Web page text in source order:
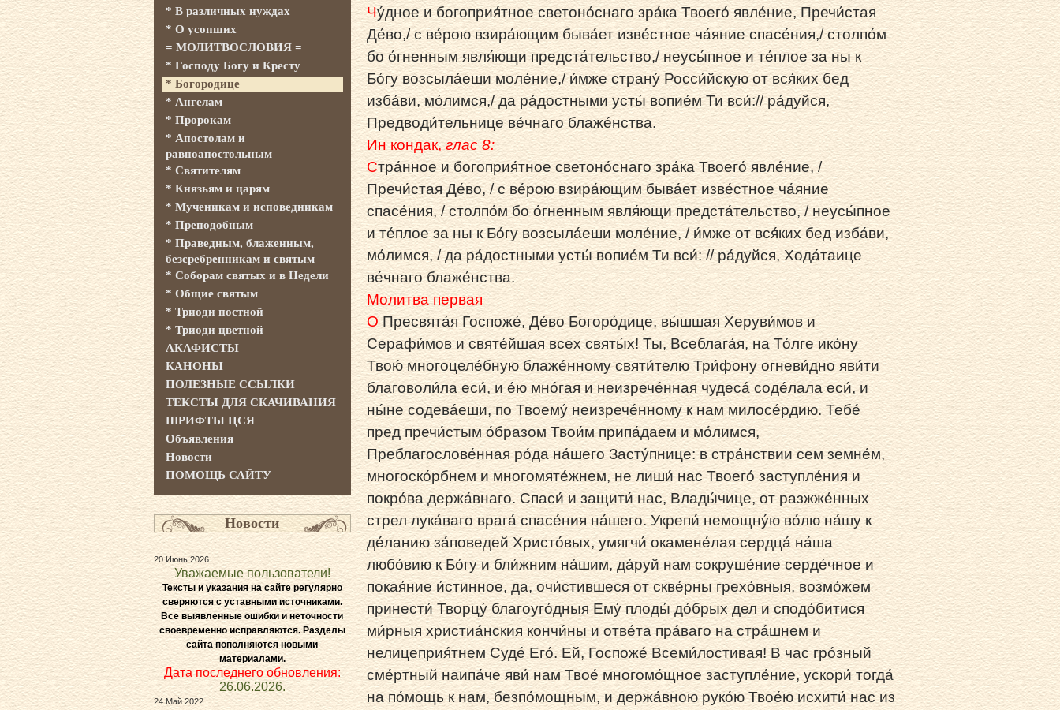
Чу́дное и богоприя́тное светоно́снаго зра́ка Твоего́ явле́ние, Пречи́стая
Де́во,/ с ве́рою взира́ющим быва́ет изве́стное ча́яние спасе́ния,/ столпо́м
бо о́гненным явля́ющи предста́тельство,/ неусы́пное и те́плое за ны к
Бо́гу возсыла́еши моле́ние,/ и́мже страну́ Росси́йскую от вся́ких бед
изба́ви, мо́лимся,/ да ра́достными усты́ вопие́м Ти вси́:// ра́дуйся,
Предводи́тельнице ве́чнаго блаже́нства.
Ин кондак,глас 8:
Стра́нное и богоприя́тное светоно́снаго зра́ка Твоего́ явле́ние, /
Пречи́стая Де́во, / с ве́рою взира́ющим быва́ет изве́стное ча́яние
спасе́ния, / столпо́м бо о́гненным явля́ющи предста́тельство, / неусы́пное
и те́плое за ны к Бо́гу возсыла́еши моле́ние, / и́мже от вся́ких бед изба́ви,
мо́лимся, / да ра́достными усты́ вопие́м Ти вси́: // ра́дуйся, Хода́таице
ве́чнаго блаже́нства.
Молитва первая
О Пресвята́я Госпоже́, Де́во Богоро́дице, вы́шшая Херуви́мов и
Серафи́мов и святе́йшая всех святы́х! Ты, Всеблага́я, на То́лге ико́ну
Твою́ многоцеле́бную блаже́нному святи́телю Три́фону огневи́дно яви́ти
благоволи́ла еси́, и е́ю мно́гая и неизрече́нная чудеса́ соде́лала еси́, и
ны́не содева́еши, по Твоему́ неизрече́нному к нам милосе́рдию. Тебе́
пред пречи́стым о́бразом Твои́м припа́даем и мо́лимся,
Преблагослове́нная ро́да на́шего Засту́пнице: в стра́нствии сем земне́м,
многоско́рбнем и многомяте́жнем, не лиши́ нас Твоего́ заступле́ния и
покро́ва держа́внаго. Спаси́ и защити́ нас, Влады́чице, от разжже́нных
стрел лука́ваго врага́ спасе́ния на́шего. Укрепи́ немощну́ю во́лю на́шу к
де́ланию за́поведей Христо́вых, умягчи́ окамене́лая сердца́ на́ша
любо́вию к Бо́гу и бли́жним на́шим, да́руй нам сокруше́ние серде́чное и
покая́ние и́стинное, да, очи́стившеся от скве́рны грехо́вныя, возмо́жем
принести́ Творцу́ благоуго́дныя Ему́ плоды́ до́брых дел и сподо́битися
ми́рныя христиа́нския кончи́ны и отве́та пра́ваго на стра́шнем и
нелицеприя́тнем Суде́ Его́. Ей, Госпоже́ Всеми́лостивая! В час гро́зный
сме́ртный наипа́че яви́ нам Твое́ многомо́щное заступле́ние, ускори́ тогда́
на по́мощь к нам, безпо́мощным, и держа́вною руко́ю Твое́ю исхити́ нас из
* В различных нуждах
* О усопших
= МОЛИТВОСЛОВИЯ =
* Господу Богу и Кресту
* Богородице
* Ангелам
* Пророкам
* Апостолам и
равноапостольным
* Святителям
* Князьям и царям
* Мученикам и исповедникам
* Преподобным
* Праведным, блаженным,
безсребренникам и святым
* Соборам святых и в Недели
* Общие святым
* Триоди постной
* Триоди цветной
АКАФИСТЫ
КАНОНЫ
ПОЛЕЗНЫЕ ССЫЛКИ
ТЕКСТЫ ДЛЯ СКАЧИВАНИЯ
ШРИФТЫ ЦСЯ
Объявления
Новости
ПОМОЩЬ САЙТУ
Новости
20 Июнь 2026
Уважаемые пользователи!
Тексты и указания на сайте регулярно
сверяются с уставными источниками.
Все выявленные ошибки и неточности
своевременно исправляются. Разделы
сайта пополняются новыми
материалами.
Дата последнего обновления:
26.06.2026.
24 Май 2022